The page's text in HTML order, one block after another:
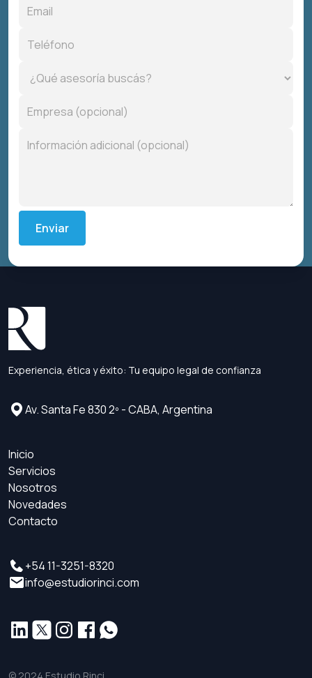
Enviar
Experiencia, ética y éxito: Tu equipo legal de confianza
Av. Santa Fe 830 2º - CABA, Argentina
Inicio
Servicios
Nosotros
Novedades
Contacto
+54 11-3251-8320
info@estudiorinci.com